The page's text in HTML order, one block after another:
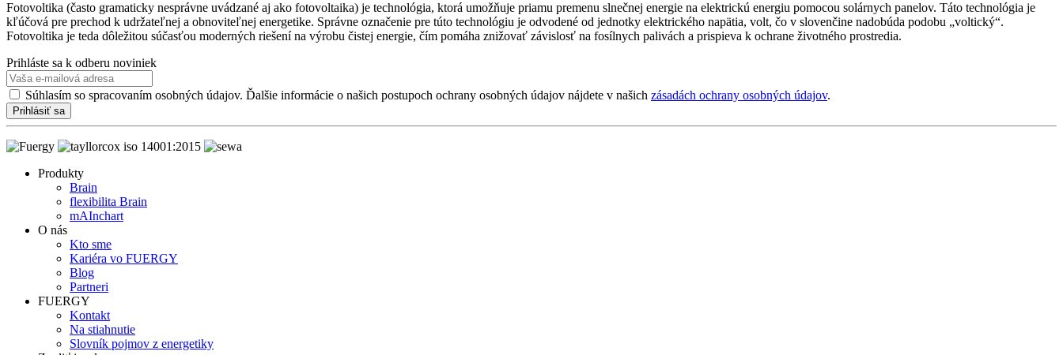
Fotovoltika (často gramaticky nesprávne uvádzané aj ako fotovoltaika) je technológia, ktorá umožňuje priamu premenu slnečnej energie na elektrickú energiu pomocou solárnych panelov. Táto technológia je
kľúčová pre prechod k udržateľnej a obnoviteľnej energetike. Správne označenie pre túto technológiu je odvodené od jednotky elektrického napätia, volt, čo v slovenčine nadobúda podobu „voltický“.
Fotovoltika je teda dôležitou súčasťou moderných riešení na výrobu čistej energie, čím pomáha znižovať závislosť na fosílnych palivách a prispieva k ochrane životného prostredia.
Prihláste sa k odberu noviniek
Súhlasím so spracovaním osobných údajov. Ďalšie informácie o našich postupoch ochrany osobných údajov nájdete v našich zásadách ochrany osobných údajov.
Prihlásiť sa
Produkty
Brain
flexibilita Brain
mAInchart
O nás
Kto sme
Kariéra vo FUERGY
Blog
Partneri
FUERGY
Kontakt
Na stiahnutie
Slovník pojmov z energetiky